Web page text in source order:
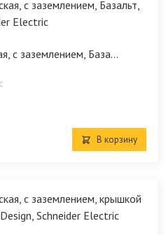
с заземлением, База...
В корзину